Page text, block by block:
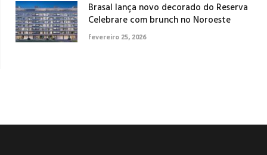
Brasal lança novo decorado do Reserva
Celebrare com brunch no Noroeste
fevereiro 25, 2026